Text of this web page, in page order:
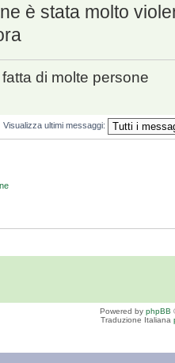
è stata molto
di molte persone
Visualizza ultimi messaggi:
Powered by phpBB
Traduzione Italiana